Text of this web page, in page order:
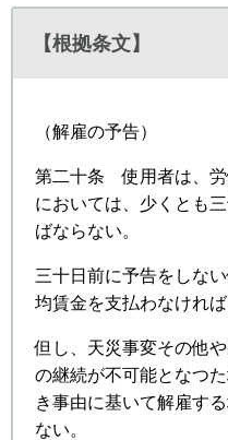
【根拠条文】
（解雇の予告）
第二十条 使用者は、労
においては、少くとも
ばならない。
三十日前に予告をしな
均賃金を支払わなければ
但し、天災事変その他
の継続が不可能となつ
き事由に基いて解雇す
ない。